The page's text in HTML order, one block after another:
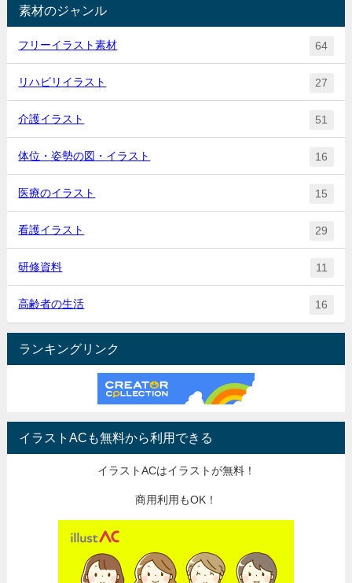
素材のジャンル
フリーイラスト素材 64
リハビリイラスト 27
介護イラスト 51
体位・姿勢の図・イラスト 16
医療のイラスト 15
看護イラスト 29
研修資料 11
高齢者の生活 16
ランキングリンク
イラストACも無料から利用できる
イラストACはイラストが無料！
商用利用もOK！